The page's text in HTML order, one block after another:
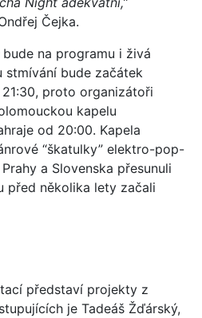
Čejka.
na programu i živá
stmívání bude začátek
proto organizátoři
kapelu
od 20:00. Kapela
“škatulky” elektro-pop-
a Slovenska přesunuli
před několika lety začali
představí projekty z
je Tadeáš Žďárský,